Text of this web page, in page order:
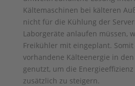
Kältemaschinen bei kälteren
nicht für die Kühlung der
Laborgeräte anlaufen müssen,
Freikühler mit eingeplant.
vorhandene Kälteenergie in
genutzt, um die Energieeffizienz
zusätzlich zu steigern.